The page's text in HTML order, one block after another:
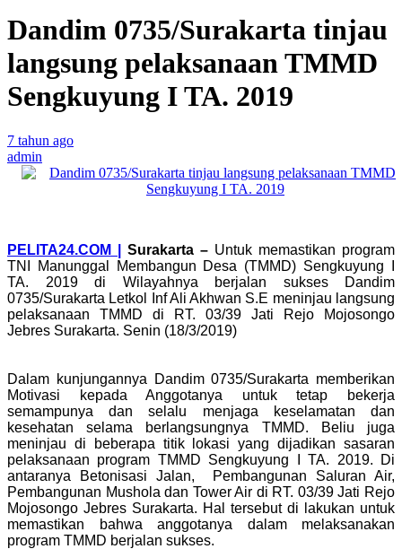
Dandim 0735/Surakarta tinjau
langsung pelaksanaan TMMD
Sengkuyung I TA. 2019
7 tahun ago
admin
PELITA24.COM | Surakarta – Untuk memastikan program
TNI Manunggal Membangun Desa (TMMD) Sengkuyung I
TA. 2019 di Wilayahnya berjalan sukses Dandim
0735/Surakarta Letkol Inf Ali Akhwan S.E meninjau langsung
pelaksanaan TMMD di RT. 03/39 Jati Rejo Mojosongo
Jebres Surakarta. Senin (18/3/2019)
Dalam kunjungannya Dandim 0735/Surakarta memberikan
Motivasi kepada Anggotanya untuk tetap bekerja
semampunya dan selalu menjaga keselamatan dan
kesehatan selama berlangsungnya TMMD. Beliu juga
meninjau di beberapa titik lokasi yang dijadikan sasaran
pelaksanaan program TMMD Sengkuyung I TA. 2019. Di
antaranya Betonisasi Jalan, Pembangunan Saluran Air,
Pembangunan Mushola dan Tower Air di RT. 03/39 Jati Rejo
Mojosongo Jebres Surakarta. Hal tersebut di lakukan untuk
memastikan bahwa anggotanya dalam melaksanakan
program TMMD berjalan sukses.